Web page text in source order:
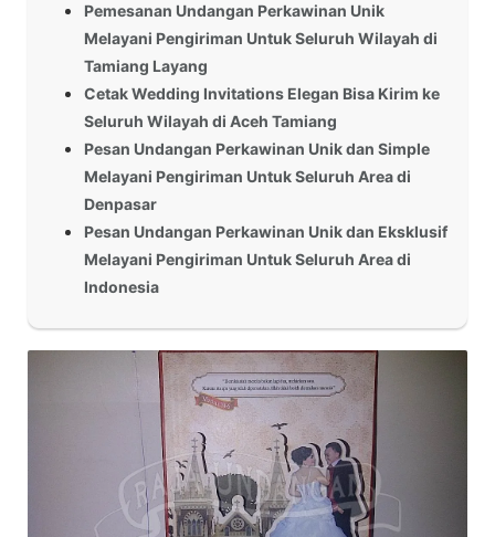
Pemesanan Undangan Perkawinan Unik
Melayani Pengiriman Untuk Seluruh Wilayah di
Tamiang Layang
Cetak Wedding Invitations Elegan Bisa Kirim ke
Seluruh Wilayah di Aceh Tamiang
Pesan Undangan Perkawinan Unik dan Simple
Melayani Pengiriman Untuk Seluruh Area di
Denpasar
Pesan Undangan Perkawinan Unik dan Eksklusif
Melayani Pengiriman Untuk Seluruh Area di
Indonesia